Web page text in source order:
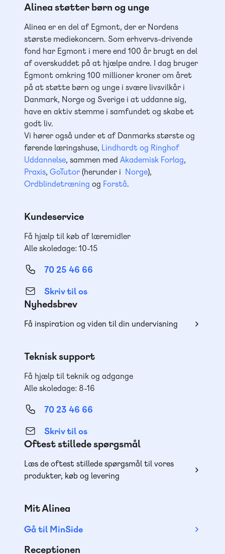
Alinea støtter børn og unge
Alinea er en del af Egmont, der er Nordens
største mediekoncern. Som erhvervs-drivende
fond har Egmont i mere end 100 år brugt en del
af overskuddet på at hjælpe andre. I dag bruger
Egmont omkring 100 millioner kroner om året
på at støtte børn og unge i svære livsvilkår i
Danmark, Norge og Sverige i at uddanne sig,
have en aktiv stemme i samfundet og skabe et
godt liv.
Vi hører også under et af Danmarks største og
førende læringshuse, Lindhardt og Ringhof
Uddannelse, sammen med Akademisk Forlag,
Praxis, GoTutor(herunder i Norge),
Ordblindetræning og Forstå.
Kundeservice
Få hjælp til køb af læremidler
Alle skoledage: 10-15
70 25 46 66
Skriv til os
Nyhedsbrev
Få inspiration og viden til din undervisning
Teknisk support
Få hjælp til teknik og adgange
Alle skoledage: 8-16
70 23 46 66
Skriv til os
Oftest stillede spørgsmål
Læs de oftest stillede spørgsmål til vores
produkter, køb og levering
Mit Alinea
Gå til MinSide
Receptionen